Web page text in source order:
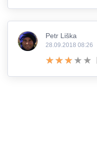
Petr Liška
28.09.2018 08:26